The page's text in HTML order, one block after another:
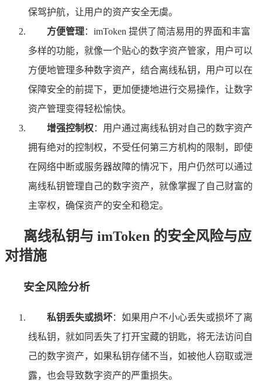
保驾护航，让用户的资产安全无虞。
方便管理：imToken 提供了简洁易用的界面和丰富
多样的功能，就像一个贴心的数字资产管家，用户可以
方便地管理多种数字资产，结合离线私钥，用户可以在
保障安全的前提下，更加便捷地进行交易操作，让数字
资产管理变得轻松愉快。
增强控制权：用户通过离线私钥对自己的数字资产
拥有绝对的控制权，不受任何第三方机构的限制，即使
在网络中断或服务器故障的情况下，用户仍然可以通过
离线私钥管理自己的数字资产，就像掌握了自己财富的
主宰权，确保资产的安全和稳定。
离线私钥与 imToken 的安全风险与应
对措施
安全风险分析
私钥丢失或损坏：如果用户不小心丢失或损坏了离
线私钥，就如同丢失了打开宝藏的钥匙，将无法访问自
己的数字资产，如果私钥存储不当，如被他人窃取或泄
露，也会导致数字资产的严重损失。